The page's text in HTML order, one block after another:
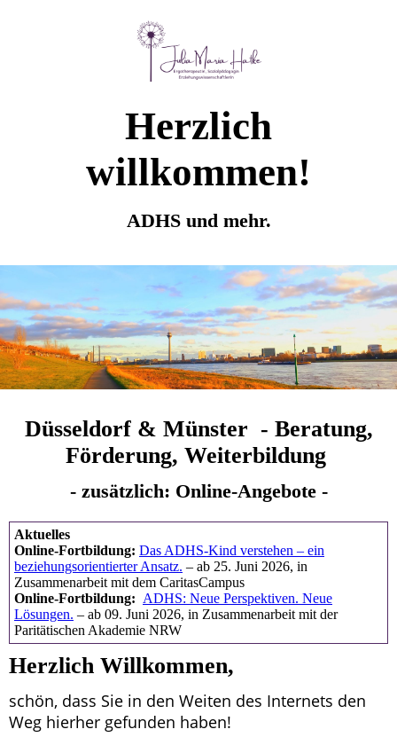
Herzlich
willkommen!
ADHS und mehr.
Düsseldorf & Münster - Beratung,
Förderung, Weiterbildung
- zusätzlich: Online-Angebote -
Aktuelles
Online-Fortbildung: Das ADHS-Kind verstehen – ein
beziehungsorientierter Ansatz. – ab 25. Juni 2026, in
Zusammenarbeit mit dem CaritasCampus
Online-Fortbildung: ADHS: Neue Perspektiven. Neue
Lösungen. – ab 09. Juni 2026, in Zusammenarbeit mit der
Paritätischen Akademie NRW
Herzlich Willkommen,
schön, dass Sie in den Weiten des Internets den
Weg hierher gefunden haben!